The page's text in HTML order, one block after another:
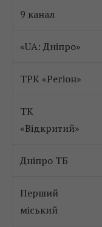
9 канал
«UA: Дніпро»
ТРК «Регіон»
ТК
«Відкритий»
Дніпро ТБ
Перший
міський